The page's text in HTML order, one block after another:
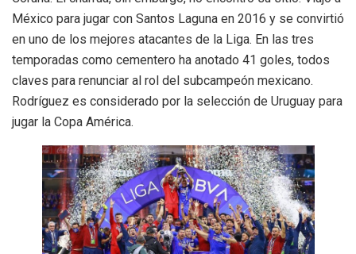
México para jugar con Santos Laguna en 2016 y se convirtió
en uno de los mejores atacantes de la Liga. En las tres
temporadas como cementero ha anotado 41 goles, todos
claves para renunciar al rol del subcampeón mexicano.
Rodríguez es considerado por la selección de Uruguay para
jugar la Copa América.